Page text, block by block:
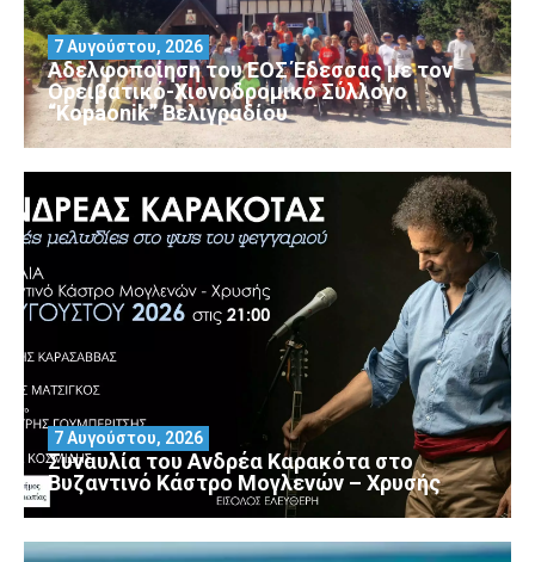
Αδελφοποίηση του ΕΟΣ Έδεσσας με τον
Ορειβατικό-Χιονοδρομικό Σύλλογο
“Kopaonik” Βελιγραδίου
7 Αυγούστου, 2026
Συναυλία του Ανδρέα Καρακότα στο
Βυζαντινό Κάστρο Μογλενών – Χρυσής
7 Αυγούστου, 2026